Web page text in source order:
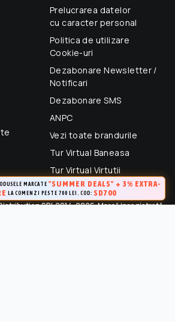
Prelucrarea datelor
cu caracter personal
Politica de utilizare
Cookie-uri
Dezabonare Newsletter /
Notificari
Dezabonare SMS
ANPC
Vezi toate brandurile
Tur Virtual Baneasa
Tur Virtual Virtutii
SRL 2014-2026. Marcă inregistrată.
MARCATE "SUMMER DEALS" + 3% EXTRA-
LA COMENZI PESTE 700 LEI. COD: SD700